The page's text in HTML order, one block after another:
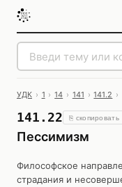
УДК › 1 › 14 › 141 › 141.2 ›
141.22 ⎘ скопировать
Пессимизм
Философское
страдания и